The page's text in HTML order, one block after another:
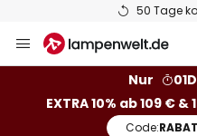
50 Tage
Inhalt
Nur
EXTRA 10% ab 109 € &
Code: